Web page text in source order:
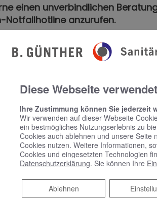
einen unverbindlichen
Notfallhotline anzurufen.
Diese Webseite
Ihre Zustimmung können Sie jederzeit
Wir verwenden auf dieser Webseite
ein bestmögliches Nutzungserlebnis zu
Cookies auch ablehnen und unsere Seite
Cookies nutzen. Weitere Informationen,
Cookies und eingesetzten Technologien
Datenschutzerklärung. Sie können Ihre
Ablehnen
Ablehnen